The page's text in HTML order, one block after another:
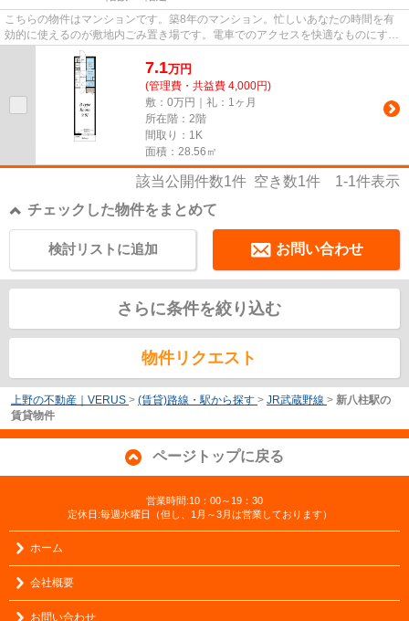
こちらの物件はマンションです。築8年のマンション。忙しいあなたの時間を有
効的に使えるのが敷地内ごみ置き場です。電車でのアクセスを快適なものにす
る、2駅利用可能な物件です。VER...
7.1万円
(管理費・共益費 4,000円)
敷：0万円｜礼：1ヶ月
所在階：2階
間取り：1K
面積：28.56㎡
該当公開件数1件 空き数1件 1-1件表示
チェックした物件をまとめて
お問い合わせ
検討リストに追加
さらに条件を絞り込む
物件リクエスト
上野の不動産｜VERUS > (賃貸)路線・駅から探す > JR武蔵野線 > 新八柱駅の
賃貸物件
ページトップに戻る
営業時間:10：00～19：30
定休日:毎週水曜日（但し、1月～3月は営業しております）
ホーム
会社概要
お問い合わせ